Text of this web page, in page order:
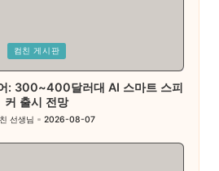
컴친 게시판
: 300~400달러대 AI 스마트 스피
커 출시 전망
선생님 2026-08-07